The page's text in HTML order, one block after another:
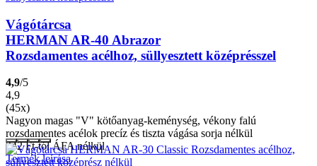
Vágótárcsa
HERMAN AR-40 Abrazor
Rozsdamentes acélhoz, süllyesztett középrésszel
4,9/5
4,9
(45x)
Nagyon magas "V" kötőanyag-keménység, vékony falú
rozsdamentes acélok precíz és tiszta vágása sorja nélkül
342Ft-tól ÁFA nélkül
Termék leírása